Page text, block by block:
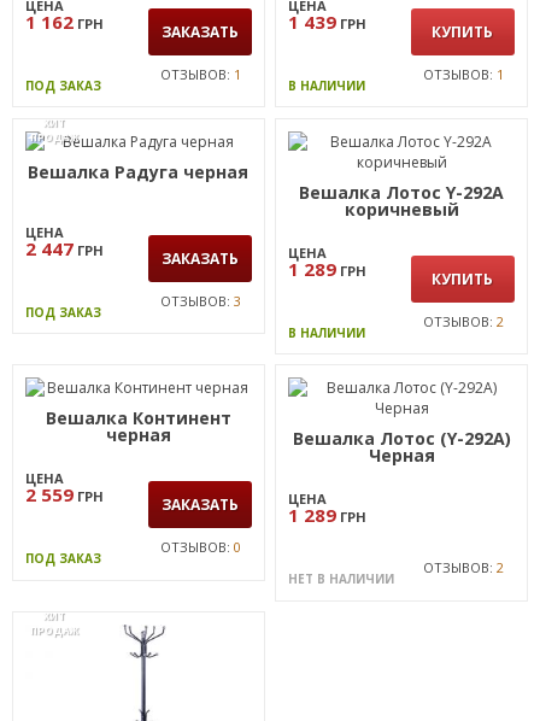
ЦЕНА
1 162 ГРН ЗАКАЗАТЬ
ПОД ЗАКАЗ
ОТЗЫВОВ: 1
ЦЕНА
1 439 ГРН КУПИТЬ
В НАЛИЧИИ
ОТЗЫВОВ: 1
ХИТ
ПРОДАЖ
Вешалка Радуга черная
ЦЕНА
2 447 ГРН ЗАКАЗАТЬ
ПОД ЗАКАЗ
ОТЗЫВОВ: 3
Вешалка Лотос Y-292А
коричневый
ЦЕНА
1 289 ГРН КУПИТЬ
В НАЛИЧИИ
ОТЗЫВОВ: 2
Вешалка Континент
черная
ЦЕНА
2 559 ГРН ЗАКАЗАТЬ
ПОД ЗАКАЗ
ОТЗЫВОВ: 0
Вешалка Лотос (Y-292А)
Черная
ЦЕНА
1 289 ГРН
НЕТ В НАЛИЧИИ
ОТЗЫВОВ: 2
ХИТ
ПРОДАЖ